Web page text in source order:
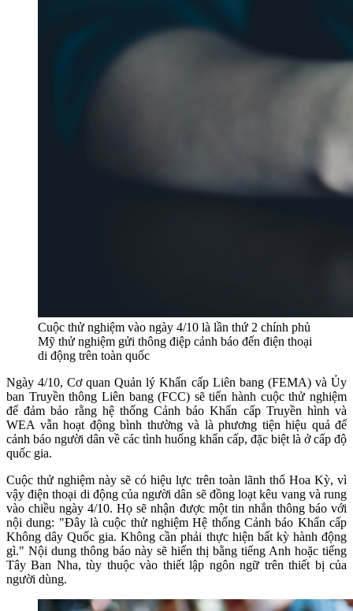
Cuộc thử nghiệm vào ngày 4/10 là lần thứ 2 chính phủ
Mỹ thử nghiệm gửi thông điệp cảnh báo đến điện thoại
di động trên toàn quốc
Ngày 4/10, Cơ quan Quản lý Khẩn cấp Liên bang (FEMA) và Ủy
ban Truyền thông Liên bang (FCC) sẽ tiến hành cuộc thử nghiệm
để đảm bảo rằng hệ thống Cảnh báo Khẩn cấp Truyền hình và
WEA vẫn hoạt động bình thường và là phương tiện hiệu quả để
cảnh báo người dân về các tình huống khẩn cấp, đặc biệt là ở cấp độ
quốc gia.
Cuộc thử nghiệm này sẽ có hiệu lực trên toàn lãnh thổ Hoa Kỳ, vì
vậy điện thoại di động của người dân sẽ đồng loạt kêu vang và rung
vào chiều ngày 4/10. Họ sẽ nhận được một tin nhắn thông báo với
nội dung: "Đây là cuộc thử nghiệm Hệ thống Cảnh báo Khẩn cấp
Không dây Quốc gia. Không cần phải thực hiện bất kỳ hành động
gì." Nội dung thông báo này sẽ hiển thị bằng tiếng Anh hoặc tiếng
Tây Ban Nha, tùy thuộc vào thiết lập ngôn ngữ trên thiết bị của
người dùng.